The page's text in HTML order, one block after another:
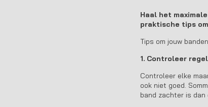
Haal het
praktische tips
Tips om jouw
1. Controleer
Controleer elke
ook niet goed.
band zachter is